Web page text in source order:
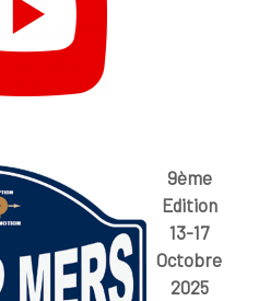
9ème
Edition
13-17
Octobre
2025